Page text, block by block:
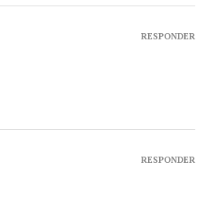
RESPONDER
RESPONDER